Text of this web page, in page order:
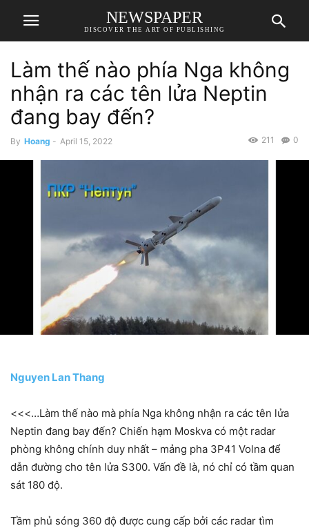
NEWSPAPER
DISCOVER THE ART OF PUBLISHING
Làm thế nào phía Nga không
nhận ra các tên lửa Neptin
đang bay đến?
By Hoang - April 15, 2022 0
211
Nguyen Lan Thang
<<<…Làm thế nào mà phía Nga không nhận ra các tên lửa
Neptin đang bay đến? Chiến hạm Moskva có một radar
phòng không chính duy nhất – mảng pha 3P41 Volna để
dẫn đường cho tên lửa S300. Vấn đề là, nó chỉ có tầm quan
sát 180 độ.
Tầm phủ sóng 360 độ được cung cấp bởi các radar tìm